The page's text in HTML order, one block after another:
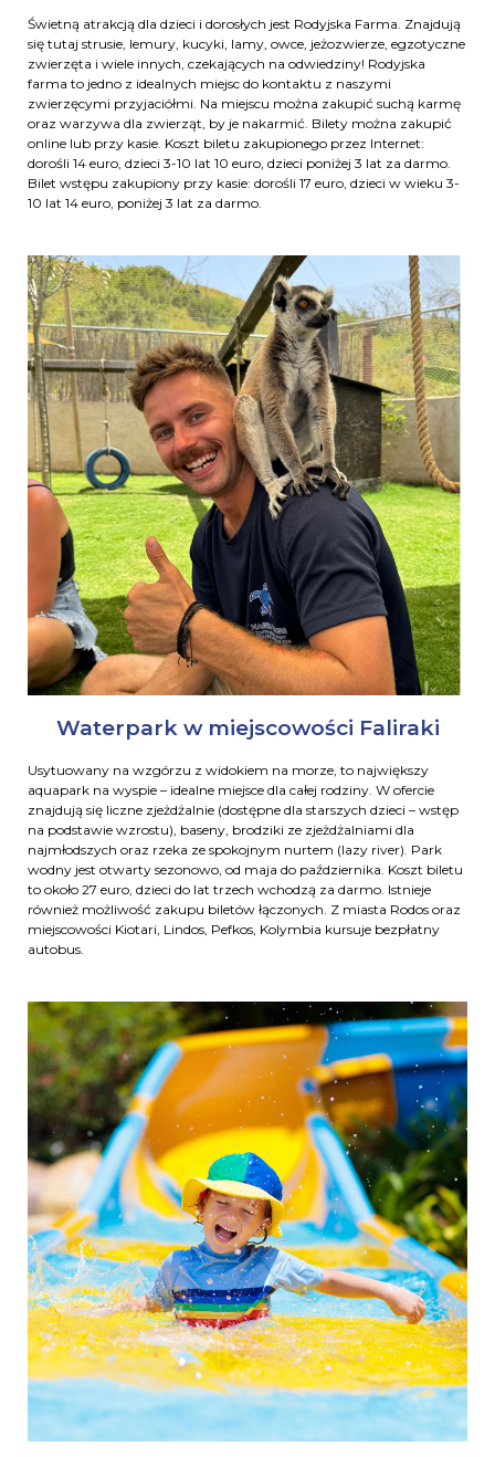
Świetną atrakcją dla dzieci i dorosłych jest Rodyjska Farma. Znajdują
się tutaj strusie, lemury, kucyki, lamy, owce, jeżozwierze, egzotyczne
zwierzęta i wiele innych, czekających na odwiedziny! Rodyjska
farma to jedno z idealnych miejsc do kontaktu z naszymi
zwierzęcymi przyjaciółmi. Na miejscu można zakupić suchą karmę
oraz warzywa dla zwierząt, by je nakarmić. Bilety można zakupić
online lub przy kasie. Koszt biletu zakupionego przez Internet:
dorośli 14 euro, dzieci 3-10 lat 10 euro, dzieci poniżej 3 lat za darmo.
Bilet wstępu zakupiony przy kasie: dorośli 17 euro, dzieci w wieku 3-
10 lat 14 euro, poniżej 3 lat za darmo.
Waterpark w miejscowości Faliraki
Usytuowany na wzgórzu z widokiem na morze, to największy
aquapark na wyspie – idealne miejsce dla całej rodziny. W ofercie
znajdują się liczne zjeżdżalnie (dostępne dla starszych dzieci – wstęp
na podstawie wzrostu), baseny, brodziki ze zjeżdżalniami dla
najmłodszych oraz rzeka ze spokojnym nurtem (lazy river). Park
wodny jest otwarty sezonowo, od maja do października. Koszt biletu
to około 27 euro, dzieci do lat trzech wchodzą za darmo. Istnieje
również możliwość zakupu biletów łączonych. Z miasta Rodos oraz
miejscowości Kiotari, Lindos, Pefkos, Kolymbia kursuje bezpłatny
autobus.